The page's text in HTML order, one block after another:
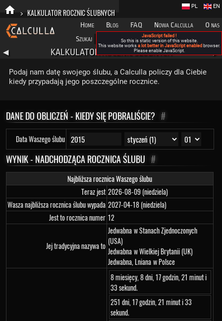
> KALKULATOR ROCZNIC ŚLUBNYCH
Home Blog FAQ Nowa Calculla
O nas
Szukaj
Kategorie
EN
PL
◀ KALKULATOR ROCZNIC ŚLUBNYCH
Podaj nam datę swojego ślubu, a Calculla policzy dla Ciebie
kiedy przypadają jego poszczególne rocznice.
DANE DO OBLICZEŃ - KIEDY SIĘ POBRALIŚCIE? #
Data Waszego ślubu
WYNIK - NADCHODZĄCA ROCZNICA ŚLUBU #
Najbliższa rocznica Waszego ślubu
Teraz jest 2026-08-09 (niedziela)
Wasza najbliższa rocznica ślubu wypada 2027-04-18 (niedziela)
Jest to rocznica numer 12
Jej tradycyjna nazywa to
Jedwabnaw Stanach Zjednoczonych
(USA)
Jedwabnaw Wielkiej Brytanii (UK)
Jedwabna, Lnianaw Polsce
8 miesięcy, 8 dni, 17 godzin, 21 minut i
33 sekund.
251 dni, 17 godzin, 21 minut i 33
sekund.
JavaScript failed !
So this is static version of this website.
This website works a lot better in JavaScript enabled browser.
Please enable JavaScript.